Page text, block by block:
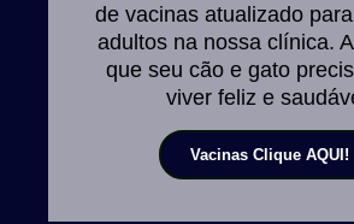
de vacinas atualizado
adultos na nossa clínica.
que seu cão e gato
viver feliz e
Vacinas Clique AQUI!